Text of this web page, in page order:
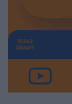
TERAZ
GRAMY